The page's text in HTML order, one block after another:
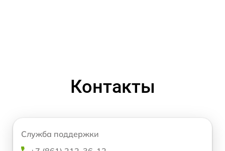
Контакты
Служба поддержки